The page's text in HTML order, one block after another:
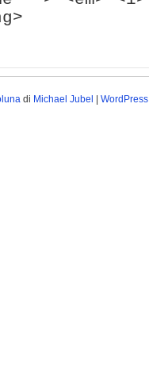
di Michael Jubel WordPress